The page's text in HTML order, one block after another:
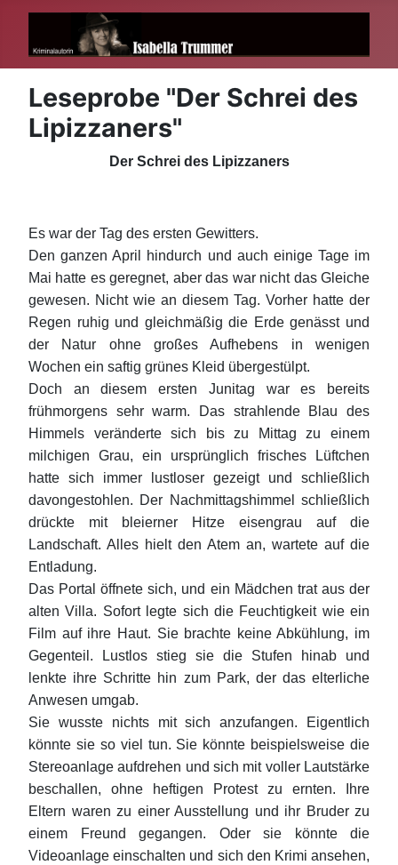
Leseprobe "Der Schrei des
Lipizzaners"
Der Schrei des Lipizzaners
Es war der Tag des ersten Gewitters.
Den ganzen April hindurch und auch einige Tage im
Mai hatte es geregnet, aber das war nicht das Gleiche
gewesen. Nicht wie an diesem Tag. Vorher hatte der
Regen ruhig und gleichmäßig die Erde genässt und
der Natur ohne großes Aufhebens in wenigen
Wochen ein saftig grünes Kleid übergestülpt.
Doch an diesem ersten Junitag war es bereits
frühmorgens sehr warm. Das strahlende Blau des
Himmels veränderte sich bis zu Mittag zu einem
milchigen Grau, ein ursprünglich frisches Lüftchen
hatte sich immer lustloser gezeigt und schließlich
davongestohlen. Der Nachmittagshimmel schließlich
drückte mit bleierner Hitze eisengrau auf die
Landschaft. Alles hielt den Atem an, wartete auf die
Entladung.
Das Portal öffnete sich, und ein Mädchen trat aus der
alten Villa. Sofort legte sich die Feuchtigkeit wie ein
Film auf ihre Haut. Sie brachte keine Abkühlung, im
Gegenteil. Lustlos stieg sie die Stufen hinab und
lenkte ihre Schritte hin zum Park, der das elterliche
Anwesen umgab.
Sie wusste nichts mit sich anzufangen. Eigentlich
könnte sie so viel tun. Sie könnte beispielsweise die
Stereoanlage aufdrehen und sich mit voller Lautstärke
beschallen, ohne heftigen Protest zu ernten. Ihre
Eltern waren zu einer Ausstellung und ihr Bruder zu
einem Freund gegangen. Oder sie könnte die
Videoanlage einschalten und sich den Krimi ansehen,